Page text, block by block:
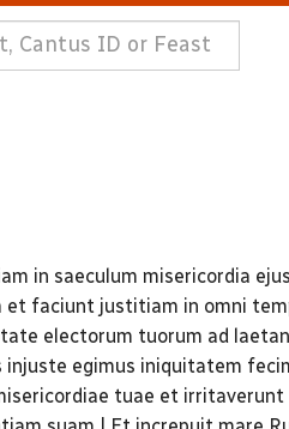
in saeculum misericordia
faciunt justitiam in omni
electorum tuorum ad
egimus iniquitatem
tuae et